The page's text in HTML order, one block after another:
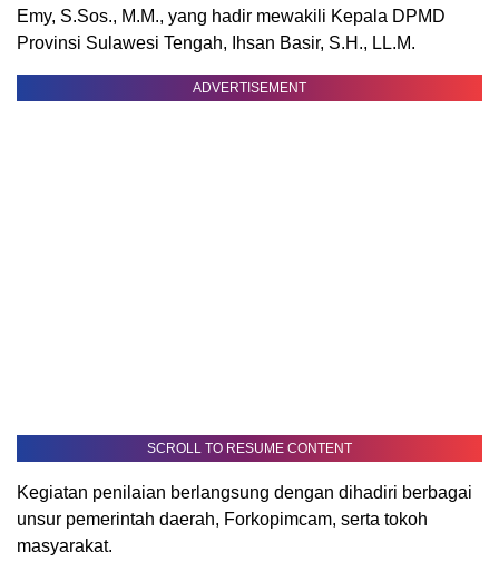
Emy, S.Sos., M.M., yang hadir mewakili Kepala DPMD
Provinsi Sulawesi Tengah, Ihsan Basir, S.H., LL.M.
ADVERTISEMENT
SCROLL TO RESUME CONTENT
Kegiatan penilaian berlangsung dengan dihadiri berbagai
unsur pemerintah daerah, Forkopimcam, serta tokoh
masyarakat.